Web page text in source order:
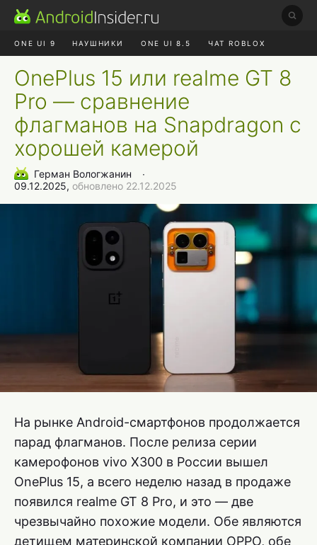
ONE UI 9 НАУШНИКИ ONE UI 8.5 ЧАТ ROBLOX
MAX RUSTORE ЯНДЕКС ПЛЮС REALME СБРОС
OnePlus 15 или realme GT 8
Pro — сравнение
флагманов на Snapdragon с
хорошей камерой
Герман Вологжанин
∙
09.12.2025, обновлено 22.12.2025
На рынке Android-смартфонов продолжается
парад флагманов. После релиза серии
камерофонов vivo X300 в России вышел
OnePlus 15, а всего неделю назад в продаже
появился realme GT 8 Pro, и это — две
чрезвычайно похожие модели. Обе являются
детищем материнской компании OPPO, обе